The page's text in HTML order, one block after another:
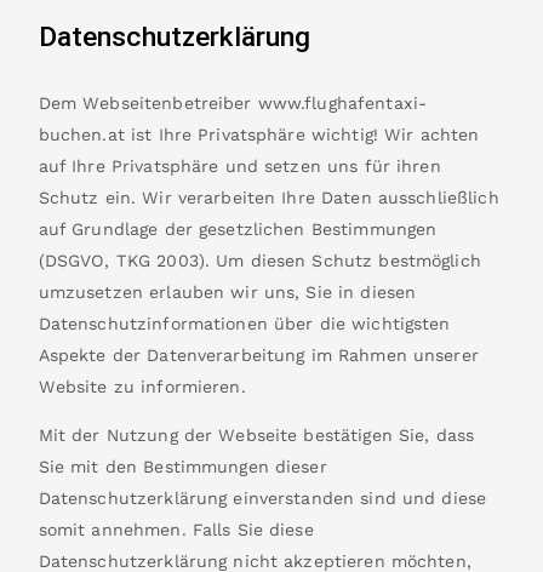
Datenschutzerklärung
Dem Webseitenbetreiber www.flughafentaxi-
buchen.at ist Ihre Privatsphäre wichtig! Wir achten
auf Ihre Privatsphäre und setzen uns für ihren
Schutz ein. Wir verarbeiten Ihre Daten ausschließlich
auf Grundlage der gesetzlichen Bestimmungen
(DSGVO, TKG 2003). Um diesen Schutz bestmöglich
umzusetzen erlauben wir uns, Sie in diesen
Datenschutzinformationen über die wichtigsten
Aspekte der Datenverarbeitung im Rahmen unserer
Website zu informieren.
Mit der Nutzung der Webseite bestätigen Sie, dass
Sie mit den Bestimmungen dieser
Datenschutzerklärung einverstanden sind und diese
somit annehmen. Falls Sie diese
Datenschutzerklärung nicht akzeptieren möchten,